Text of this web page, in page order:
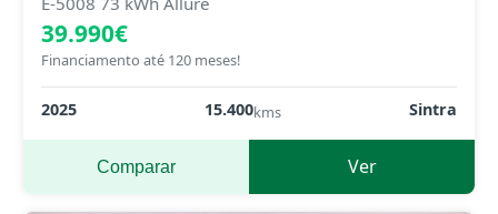
39.990€
Financiamento até 120 meses!
2025 15.400kms Sintra
Comparar Ver